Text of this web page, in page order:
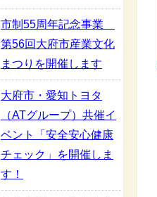
市制55周年記念事業
第56回大府市産業文化
まつりを開催します
大府市・愛知トヨタ
（ATグループ）共催イ
ベント「安全安心健康
チェック」を開催しま
す！